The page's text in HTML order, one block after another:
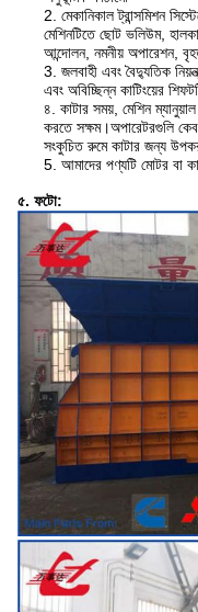
2. মেকানিকাল ট্রান্সমিশন
মেশিনটিতে ছোট ভলিউম,
আন্দোলন, নমনীয় অপারেশন,
3. জলবাহী এবং বৈদ্যুতিক
এবং অবিচ্ছিন্ন কাটিংয়ের
৪. কাটার সময়, মেশিন
করতে সক্ষম।অপারেটরগুলি
সংকুচিত রুমে কাটার জন্য
5. আমাদের পণ্যটি মোটর বা
৫. ফটো: